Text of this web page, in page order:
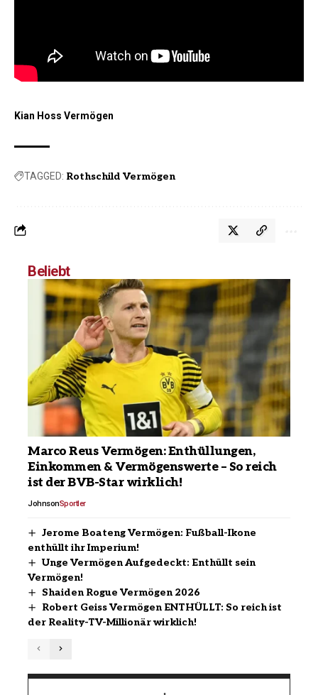
Kian Hoss Vermögen
TAGGED: Rothschild Vermögen
Beliebt
Marco Reus Vermögen: Enthüllungen,
Einkommen & Vermögenswerte – So reich
ist der BVB-Star wirklich!
JohnsonSportler
Jerome Boateng Vermögen: Fußball-Ikone
enthüllt ihr Imperium!
Unge Vermögen Aufgedeckt: Enthüllt sein
Vermögen!
Shaiden Rogue Vermögen 2026
Robert Geiss Vermögen ENTHÜLLT: So reich ist
der Reality-TV-Millionär wirklich!